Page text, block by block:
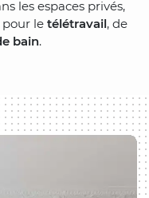
les espaces privés,
pour le télétravail, de
bain.